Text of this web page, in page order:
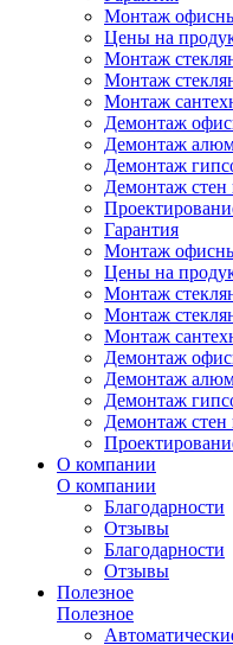
Монтаж
Цены на
Монтаж
Монтаж
Монтаж
Демонтаж
Демонтаж
Демонтаж
Демонтаж стен
Гарантия
Монтаж
Цены на
Монтаж
Монтаж
Монтаж
Демонтаж
Демонтаж
Демонтаж
Демонтаж стен
О компании
О компании
Благодарности
Отзывы
Благодарности
Отзывы
Полезное
Полезное